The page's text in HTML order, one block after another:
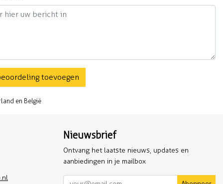
toevoegen
en België
Nieuwsbrief
Ontvang het laatste nieuws, updates en
aanbiedingen in je mailbox